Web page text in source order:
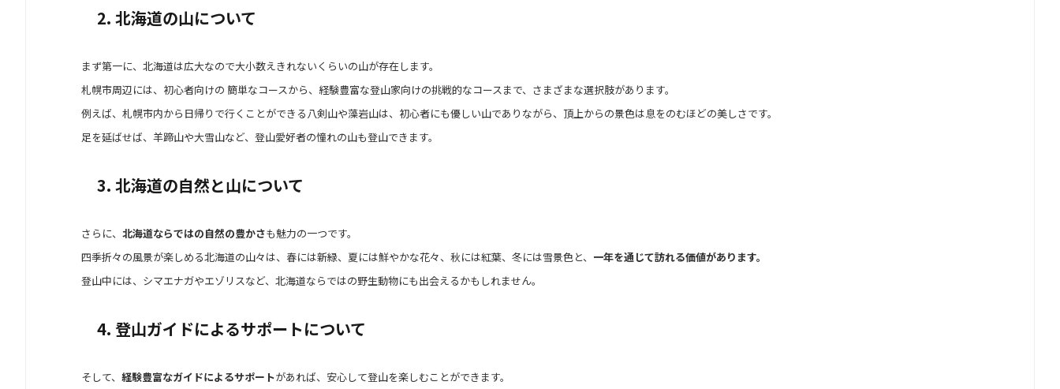
2. 北海道の山について
まず第一に、北海道は広大なので大小数えきれないくらいの山が存在します。
札幌市周辺には、初心者向けの 簡単なコースから、経験豊富な登山家向けの挑戦的なコースまで、さまざまな選択肢があります。
例えば、札幌市内から日帰りで行くことができる八剣山や藻岩山は、初心者にも優しい山でありながら、頂上からの景色は息をのむほどの美しさです。
足を延ばせば、羊蹄山や大雪山など、登山愛好者の憧れの山も登山できます。
3. 北海道の自然と山について
さらに、 北海道ならではの自然の豊かさも魅力の一つです。
四季折々の風景が楽しめる北海道の山々は、春には新緑、夏には鮮やかな花々、秋には紅葉、冬には雪景色と、 一年を通じて訪れる価値があります。
登山中には、シマエナガやエゾリスなど、北海道ならではの野生動物にも出会えるかもしれません。
4. 登山ガイドによるサポートについて
そして、 経験豊富なガイドによるサポートがあれば、安心して登山を楽しむことができます。